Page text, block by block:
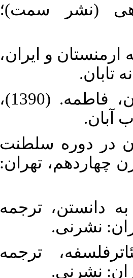
(نشر سمت)؛
مسافرت به ارمنستان و ایران،
تابان.
14. سمسار، محمدحسن؛ سرائیان، فاطمه. (1390)،
آبان.
(1379)، ایران در دوره سلطنت
چهاردهم، تهران:
(1383)، اراده به دانستن، ترجمه
نشرنی.
میشل. (1389)، تئاترفلسفه، ترجمه
نشرنی.